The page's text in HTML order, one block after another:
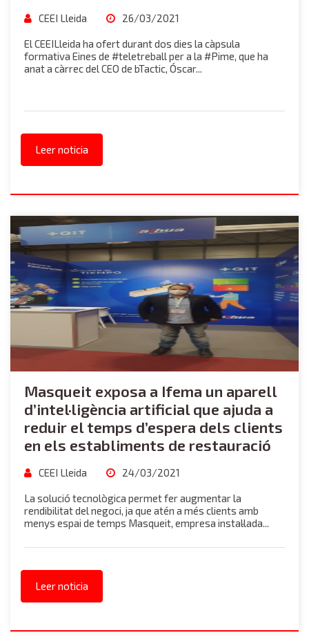
CEEI Lleida 26/03/2021
El CEEILleida ha ofert durant dos dies la càpsula
formativa Eines de #teletreball per a la #Pime, que ha
anat a càrrec del CEO de bTactic, Óscar...
Leer noticia
Masqueit exposa a Ifema un aparell
d’intel·ligència artificial que ajuda a
reduir el temps d’espera dels clients
en els establiments de restauració
CEEI Lleida 24/03/2021
La solució tecnològica permet fer augmentar la
rendibilitat del negoci, ja que atén a més clients amb
menys espai de temps Masqueit, empresa instal·lada...
Leer noticia